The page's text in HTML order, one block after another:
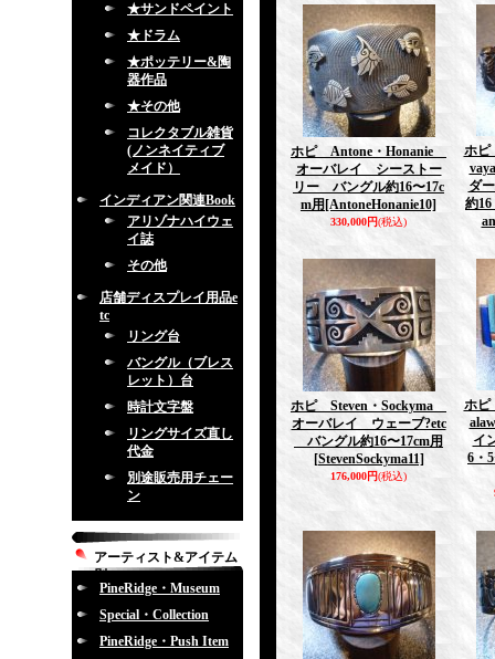
★サンドペイント
★ドラム
★ポッテリー&陶
器作品
★その他
コレクタブル雑貨
(ノンネイティブ
メイド）
インディアン関連Book
アリゾナハイウェ
イ誌
その他
店舗ディスプレイ用品e
tc
リング台
バングル（ブレス
レット）台
時計文字盤
リングサイズ直し
代金
別途販売用チェー
ン
アーティスト&アイテム
別
PineRidge・Museum
Special・Collection
PineRidge・Push Item
ホピ Antone・Honanie
オーバレイ シーストー
リー バングル約16〜17c
m用 [AntoneHonanie10]
330,000円(税込)
ホピ
ダ
約16
ホピ Steven・Sockyma
オーバレイ ウェーブ?etc
バングル約16〜17cm用
[StevenSockyma11]
176,000円(税込)
ホピ
イ
6・